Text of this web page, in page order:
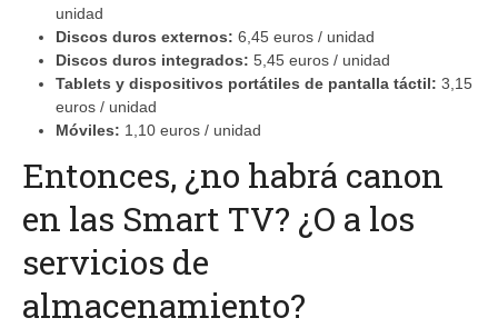
unidad
Discos duros externos: 6,45 euros / unidad
Discos duros integrados: 5,45 euros / unidad
Tablets y dispositivos portátiles de pantalla táctil: 3,15
euros / unidad
Móviles: 1,10 euros / unidad
Entonces, ¿no habrá canon
en las Smart TV? ¿O a los
servicios de
almacenamiento?